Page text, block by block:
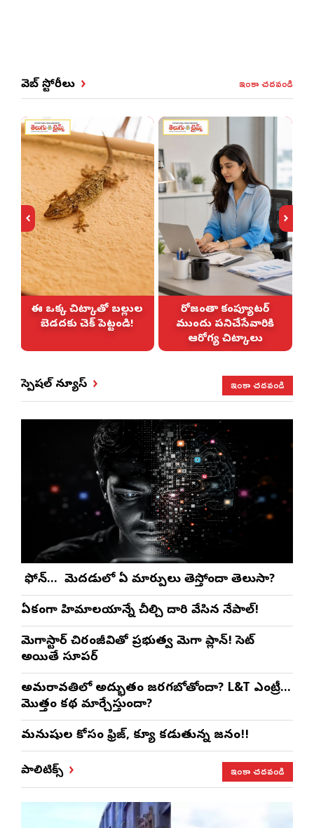
వెబ్ స్టోరీలు ఇంకా చదవండి
ఈ ఒక్క చిట్కాతో బల్లుల
బెడదకు చెక్ పెట్టండి!
రోజంతా కంప్యూటర్
ముందు పనిచేసేవారికి
ఆరోగ్య చిట్కాలు
స్పెషల్ న్యూస్ ఇంకా చదవండి
మీ ఫోన్… మీ మెదడులో ఏ మార్పులు తెస్తోందా తెలుసా?
ఏకంగా హిమాలయాన్నే చీల్చి దారి వేసిన నేపాల్!
మెగాస్టార్ చిరంజీవితో ప్రభుత్వ మెగా ప్లాన్! సెట్
అయితే సూపర్
అమరావతిలో అద్భుతం జరగబోతోందా? L&T ఎంట్రీ…
మొత్తం కథ మార్చేస్తుందా?
మనుషుల కోసం ఫ్రిజ్, క్యూ కడుతున్న జనం!!
పాలిటిక్స్ ఇంకా చదవండి